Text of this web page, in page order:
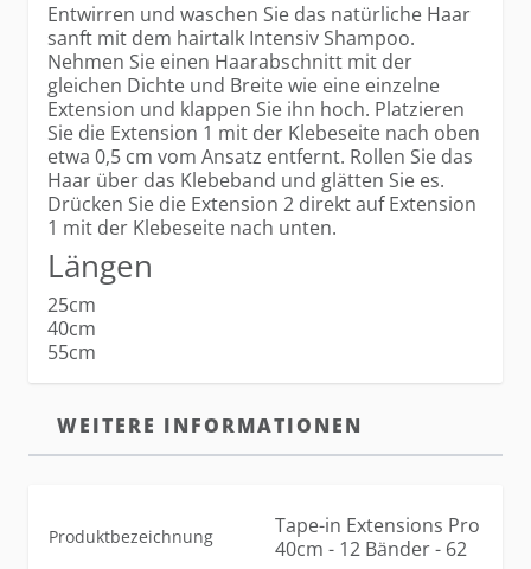
Entwirren und waschen Sie das natürliche Haar
sanft mit dem hairtalk Intensiv Shampoo.
Nehmen Sie einen Haarabschnitt mit der
gleichen Dichte und Breite wie eine einzelne
Extension und klappen Sie ihn hoch. Platzieren
Sie die Extension 1 mit der Klebeseite nach oben
etwa 0,5 cm vom Ansatz entfernt. Rollen Sie das
Haar über das Klebeband und glätten Sie es.
Drücken Sie die Extension 2 direkt auf Extension
1 mit der Klebeseite nach unten.
Längen
25cm
40cm
55cm
WEITERE INFORMATIONEN
Produktbezeichnung
Tape-in Extensions Pro
40cm - 12 Bänder - 62